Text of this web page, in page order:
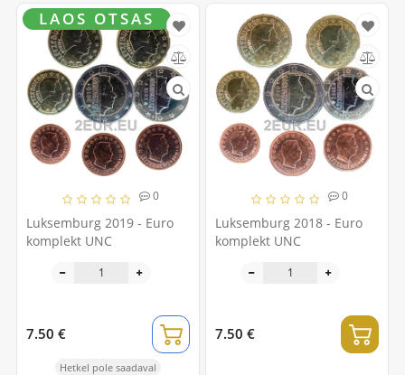
0
Luksemburg 2019 - Euro
komplekt UNC
LAOS OTSAS
7.50 €
Hetkel pole saadaval
0
Luksemburg 2018 - Euro
komplekt UNC
7.50 €